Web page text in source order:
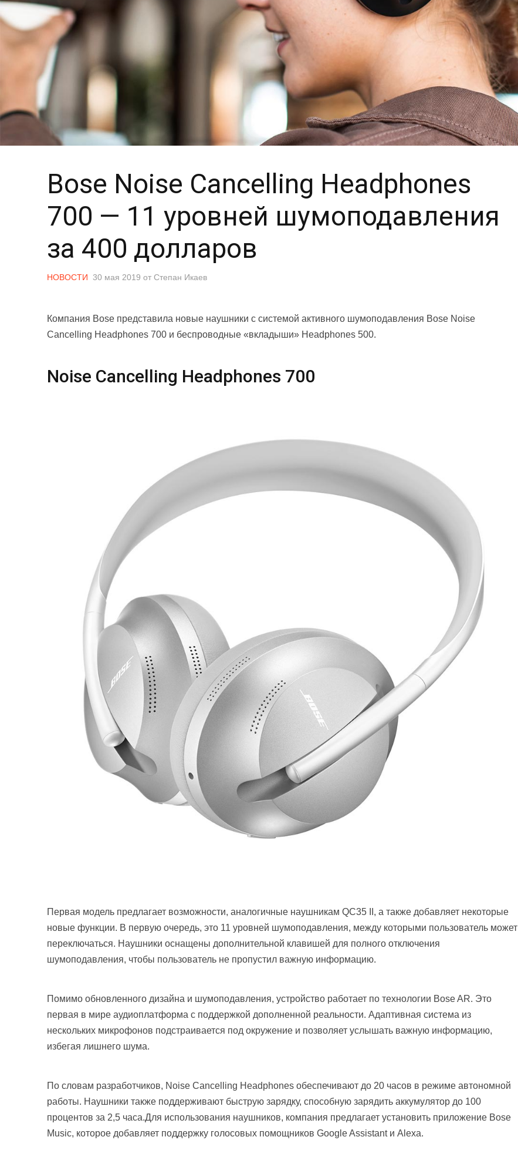
Bose Noise Cancelling Headphones
700 — 11 уровней шумоподавления
за 400 долларов
НОВОСТИ 30 мая 2019 от Степан Икаев
Компания Bose представила новые наушники с системой активного шумоподавления Bose Noise
Cancelling Headphones 700 и беспроводные «вкладыши» Headphones 500.
Noise Cancelling Headphones 700
Первая модель предлагает возможности, аналогичные наушникам QC35 II, а также добавляет некоторые
новые функции. В первую очередь, это 11 уровней шумоподавления, между которыми пользователь может
переключаться. Наушники оснащены дополнительной клавишей для полного отключения
шумоподавления, чтобы пользователь не пропустил важную информацию.
Помимо обновленного дизайна и шумоподавления, устройство работает по технологии Bose AR. Это
первая в мире аудиоплатформа с поддержкой дополненной реальности. Адаптивная система из
нескольких микрофонов подстраивается под окружение и позволяет услышать важную информацию,
избегая лишнего шума.
По словам разработчиков, Noise Cancelling Headphones обеспечивают до 20 часов в режиме автономной
работы. Наушники также поддерживают быструю зарядку, способную зарядить аккумулятор до 100
процентов за 2,5 часа.Для использования наушников, компания предлагает установить приложение Bose
Music, которое добавляет поддержку голосовых помощников Google Assistant и Alexa.